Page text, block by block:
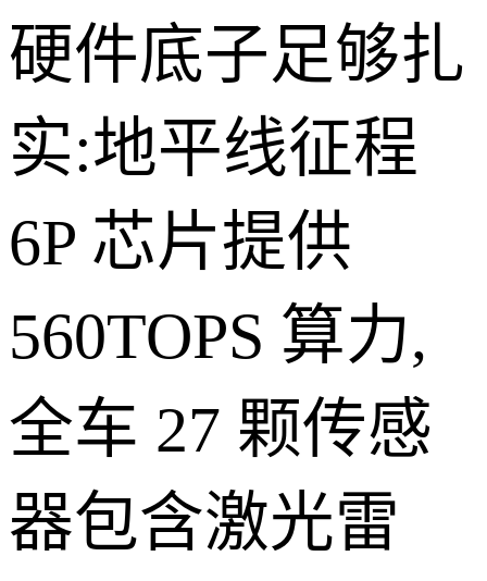
硬件底子足够扎
实:地平线征程
6P 芯片提供
560TOPS 算力,
全车 27 颗传感
器包含激光雷